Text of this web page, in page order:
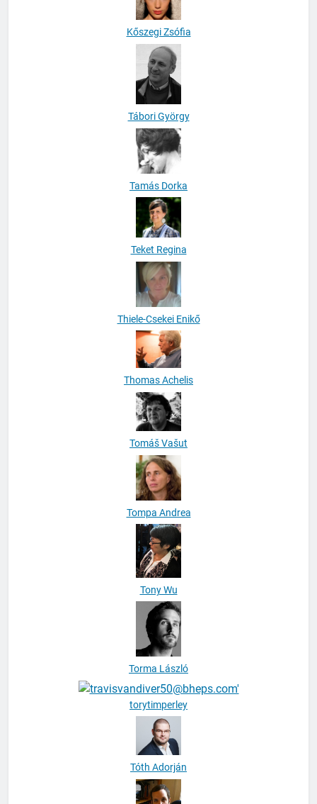
Tábori György
Tamás Dorka
Teket Regina
Thiele-Csekei Enikő
Thomas Achelis
Tomáš Vašut
Tompa Andrea
Tony Wu
Torma László
torytimperley
Tóth Adorján